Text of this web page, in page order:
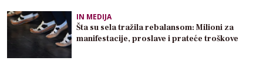
IN MEDIJA
Šta su sela tražila rebalansom: Milioni za
manifestacije, proslave i prateće troškove